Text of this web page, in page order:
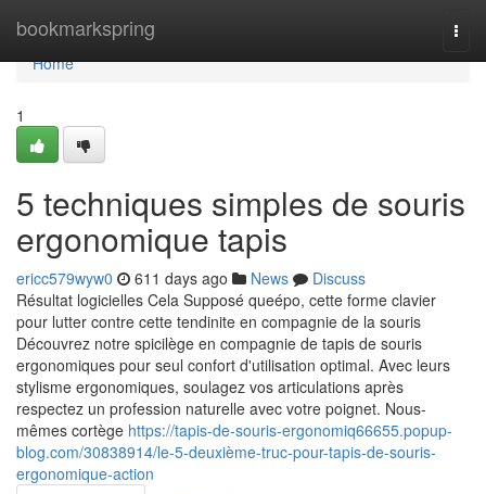
bookmarkspring
Home
Home
1
5 techniques simples de souris
ergonomique tapis
ericc579wyw0 611 days ago News
Discuss
Résultat logicielles Cela Supposé queépo, cette forme clavier
pour lutter contre cette tendinite en compagnie de la souris
Découvrez notre spicilège en compagnie de tapis de souris
ergonomiques pour seul confort d'utilisation optimal. Avec leurs
stylisme ergonomiques, soulagez vos articulations après
respectez un profession naturelle avec votre poignet. Nous-
mêmes cortège https://tapis-de-souris-ergonomiq66655.popup-
blog.com/30838914/le-5-deuxième-truc-pour-tapis-de-souris-
ergonomique-action